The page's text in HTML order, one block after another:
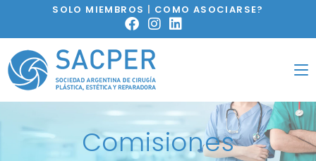
SOLO MIEMBROS | COMO ASOCIARSE?
Comisiones